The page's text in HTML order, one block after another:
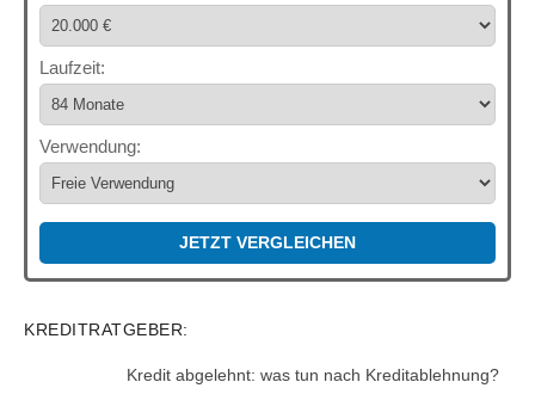
Laufzeit:
Verwendung:
JETZT VERGLEICHEN
KREDITRATGEBER:
Kredit abgelehnt: was tun nach Kreditablehnung?